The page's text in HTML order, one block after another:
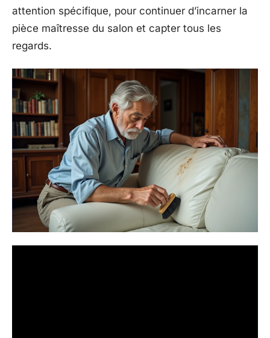
attention spécifique, pour continuer d’incarner la
pièce maîtresse du salon et capter tous les
regards.